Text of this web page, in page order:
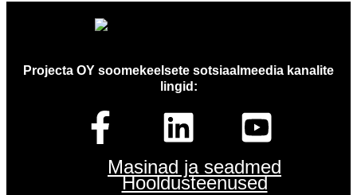
Projecta OY soomekeelsete sotsiaalmeedia kanalite
lingid:
Masinad ja seadmed
Hooldusteenused